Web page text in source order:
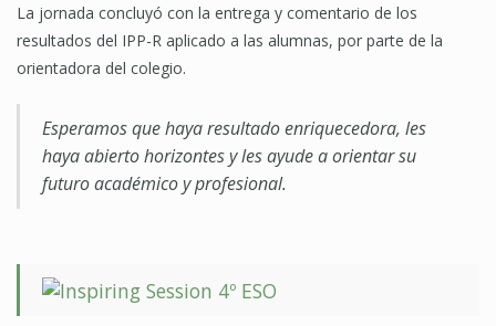
La jornada concluyó con la entrega y comentario de los
resultados del IPP-R aplicado a las alumnas, por parte de la
orientadora del colegio.
Esperamos que haya resultado enriquecedora, les
haya abierto horizontes y les ayude a orientar su
futuro académico y profesional.